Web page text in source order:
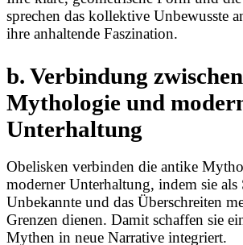
sprechen das kollektive Unbewusste
ihre anhaltende Faszination.
b. Verbindung
Mythologie und
Unterhaltung
Obelisken verbinden die antike
moderner Unterhaltung, indem sie
Unbekannte und das Überschreiten
Grenzen dienen. Damit schaffen sie
Mythen in neue Narrative integriert.